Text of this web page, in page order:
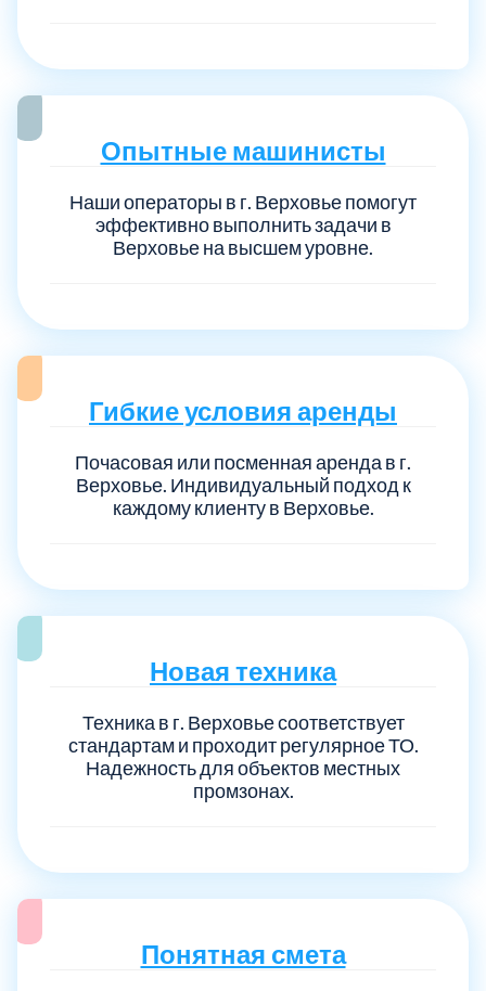
Опытные машинисты
Наши операторы в г. Верховье помогут
эффективно выполнить задачи в
Верховье на высшем уровне.
Гибкие условия аренды
Почасовая или посменная аренда в г.
Верховье. Индивидуальный подход к
каждому клиенту в Верховье.
Новая техника
Техника в г. Верховье соответствует
стандартам и проходит регулярное ТО.
Надежность для объектов местных
промзонах.
Понятная смета